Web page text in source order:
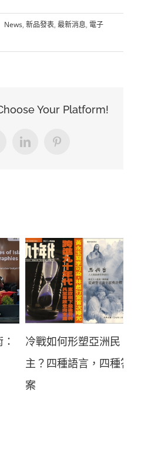
News, 新品發表, 最新消息, 電子
Your Platform!
LinkedInPinterest
水城之約：義大利漢學
重鎮
6 8 月, 2026